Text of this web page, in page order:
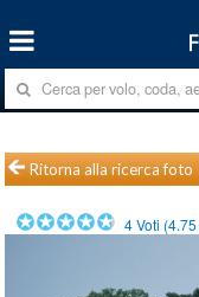
Ritorna alla ricerca foto
4Voti (4.75